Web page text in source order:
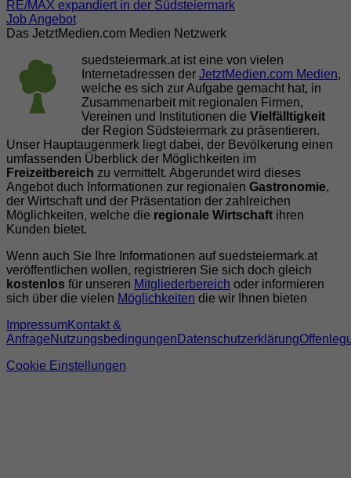
RE/MAX expandiert in der Südsteiermark
Job Angebot
Das JetztMedien.com Medien Netzwerk
suedsteiermark.at ist eine von vielen
Internetadressen der JetztMedien.com Medien,
welche es sich zur Aufgabe gemacht hat, in
Zusammenarbeit mit regionalen Firmen,
Vereinen und Institutionen die Vielfälltigkeit
der Region Südsteiermark zu präsentieren.
Unser Hauptaugenmerk liegt dabei, der Bevölkerung einen
umfassenden Überblick der Möglichkeiten im
Freizeitbereich zu vermittelt. Abgerundet wird dieses
Angebot duch Informationen zur regionalen Gastronomie,
der Wirtschaft und der Präsentation der zahlreichen
Möglichkeiten, welche die regionale Wirtschaft ihren
Kunden bietet.
Wenn auch Sie Ihre Informationen auf suedsteiermark.at
veröffentlichen wollen, registrieren Sie sich doch gleich
kostenlos für unseren Mitgliederbereich oder informieren
sich über die vielen Möglichkeiten die wir Ihnen bieten
ImpressumKontakt &
AnfrageNutzungsbedingungen Datenschutzerklärung
Cookie Einstellungen